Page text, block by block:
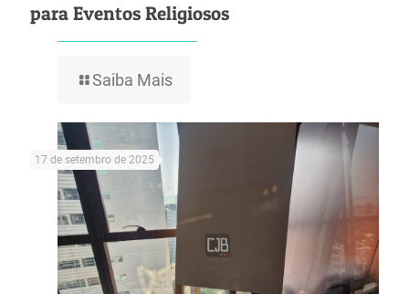
para Eventos Religiosos
Saiba Mais
17 de setembro de 2025